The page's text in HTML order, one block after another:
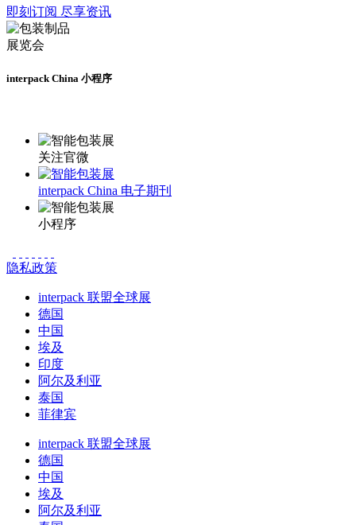
即刻订阅 尽享资讯
interpack China 小程序
关注官微
interpack China 电子期刊
小程序
隐私政策
interpack 联盟全球展
德国
中国
埃及
印度
阿尔及利亚
泰国
菲律宾
interpack 联盟全球展
德国
中国
埃及
阿尔及利亚